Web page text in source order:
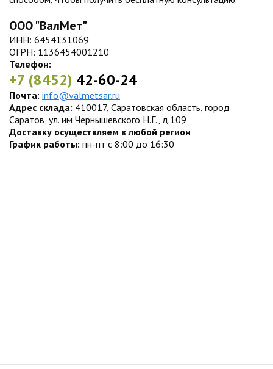
ООО "ВалМет"
ИНН: 6454131069
ОГРН: 1136454001210
Телефон:
+7 (8452) 42-60-24
Почта: info@valmetsar.ru
Адрес склада: 410017, Саратовская область, город
Саратов, ул. им Чернышевского Н.Г., д.109
Доставку осуществляем в любой регион
График работы: пн-пт с 8:00 до 16:30